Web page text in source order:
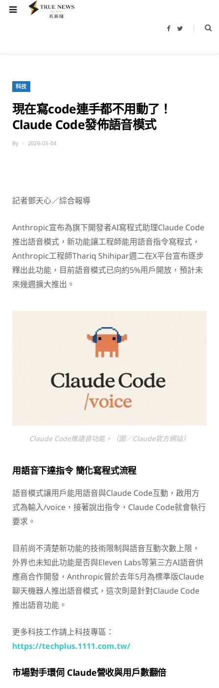
F
b
T
t
科技
現在寫code連手都不用動了！
Claude Code發佈語音模式
By 2026-03-04
記者鄧天心／綜合報導
Anthropic宣布為旗下開發者AI寫程式助理Claude Code
推出語音模式，新功能讓工程師能用語音指令寫程式，
Anthropic工程師Thariq Shihipar週二在X平台宣布逐步
釋出此功能，目前語音模式已向約5%用戶開放，預計未
來幾週擴大推出。
Claude Code推語音功能。（圖／Claude官方網站）
用語音下達指令 簡化寫程式流程
語音模式讓用戶能用語音與Claude Code互動，啟用方
式為輸入/voice，接著說出指令，Claude Code就會執行
要求。
目前尚不清楚新功能的技術限制與語音互動次數上限，
外界也未知此功能是否與Eleven Labs等第三方AI語音供
應商合作開發，Anthropic曾於去年5月為標準版Claude
聊天機器人推出語音模式，這次則是針對Claude Code
推出語音功能。
更多科技工作請上科技專區：
https://techplus.1111.com.tw/
市場對手環伺 Claude營收與用戶數翻倍